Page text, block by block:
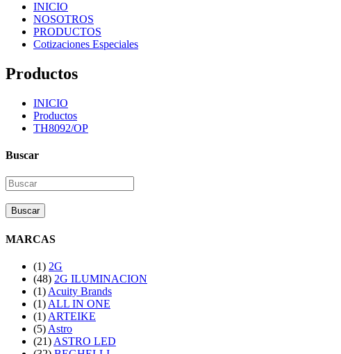
INICIO
NOSOTROS
PRODUCTOS
Cotizaciones Especiales
Productos
INICIO
Productos
TH8092/OP
Buscar
Buscar
MARCAS
(1) 2G
(48) 2G ILUMINACION
(1) Acuity Brands
(1) ALL IN ONE
(1) ARTEIKE
(5) Astro
(21) ASTRO LED